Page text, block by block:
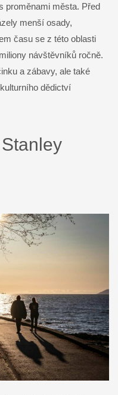
proměnami města. Před
menší osady,
času se z této oblasti
návštěvníků ročně.
a zábavy, ale také
dědictví